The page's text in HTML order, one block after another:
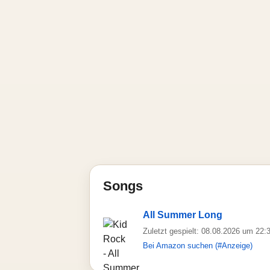
Songs
All Summer Long
Zuletzt gespielt: 08.08.2026 um
Bei Amazon suchen (#Anzeige)